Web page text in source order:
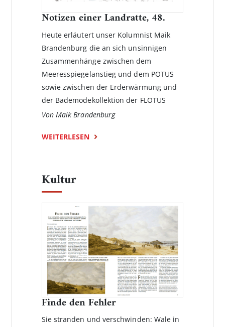
Notizen einer Landratte, 48.
Heute erläutert unser Kolumnist Maik
Brandenburg die an sich unsinnigen
Zusammenhänge zwischen dem
Meeresspiegelanstieg und dem POTUS
sowie zwischen der Erderwärmung und
der Bademodekollektion der FLOTUS
Von Maik Brandenburg
WEITERLESEN
Kultur
Finde den Fehler
Sie stranden und verschwinden: Wale in